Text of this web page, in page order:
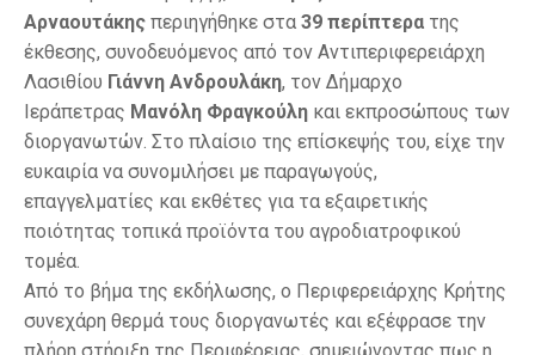
Αρναουτάκης περιηγήθηκε στα 39 περίπτερα της
έκθεσης, συνοδευόμενος από τον Αντιπεριφερειάρχη
Λασιθίου Γιάννη Ανδρουλάκη, τον Δήμαρχο
Ιεράπετρας Μανόλη Φραγκούλη και εκπροσώπους των
διοργανωτών. Στο πλαίσιο της επίσκεψής του, είχε την
ευκαιρία να συνομιλήσει με παραγωγούς,
επαγγελματίες και εκθέτες για τα εξαιρετικής
ποιότητας τοπικά προϊόντα του αγροδιατροφικού
τομέα.
Από το βήμα της εκδήλωσης, ο Περιφερειάρχης Κρήτης
συνεχάρη θερμά τους διοργανωτές και εξέφρασε την